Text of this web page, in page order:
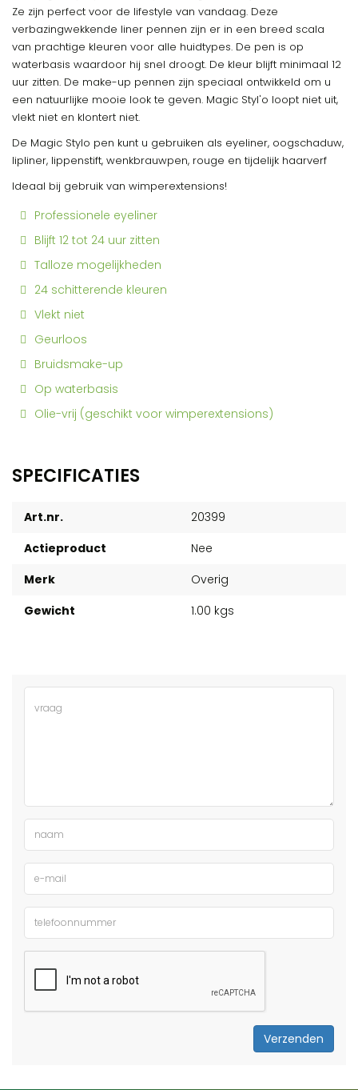
Ze zijn perfect voor de lifestyle van vandaag. Deze
verbazingwekkende liner pennen zijn er in een breed scala
van prachtige kleuren voor alle huidtypes. De pen is op
waterbasis waardoor hij snel droogt. De kleur blijft minimaal 12
uur zitten. De make-up pennen zijn speciaal ontwikkeld om u
een natuurlijke mooie look te geven. Magic Styl'o loopt niet uit,
vlekt niet en klontert niet.
De Magic Stylo pen kunt u gebruiken als eyeliner, oogschaduw,
lipliner, lippenstift, wenkbrauwpen, rouge en tijdelijk haarverf
Ideaal bij gebruik van wimperextensions!
Professionele eyeliner
Blijft 12 tot 24 uur zitten
Talloze mogelijkheden
24 schitterende kleuren
Vlekt niet
Geurloos
Bruidsmake-up
Op waterbasis
Olie-vrij (geschikt voor wimperextensions)
SPECIFICATIES
Art.nr.
20399
Actieproduct
Nee
Merk
Overig
Gewicht
1.00 kgs
Verzenden